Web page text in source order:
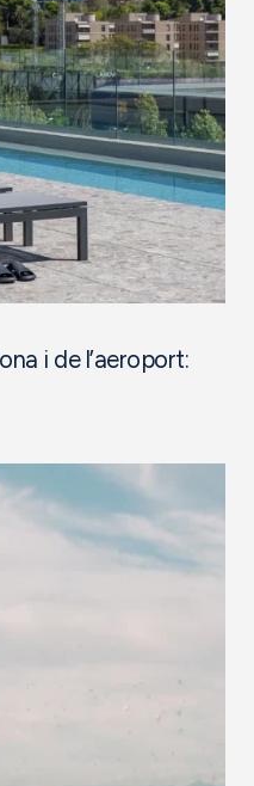
i de l’aeroport: